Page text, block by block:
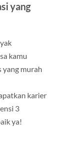
yang
kamu
yang murah
karier
3
ya!